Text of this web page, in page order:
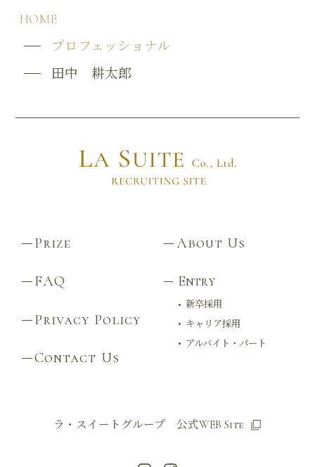
HOME
プロフェッショナル
田中 耕太郎
Prize
FAQ
Privacy Policy
Contact Us
About Us
Entry
新卒採用
キャリア採用
アルバイト・パート
ラ・スイートグループ 公式WEB Site